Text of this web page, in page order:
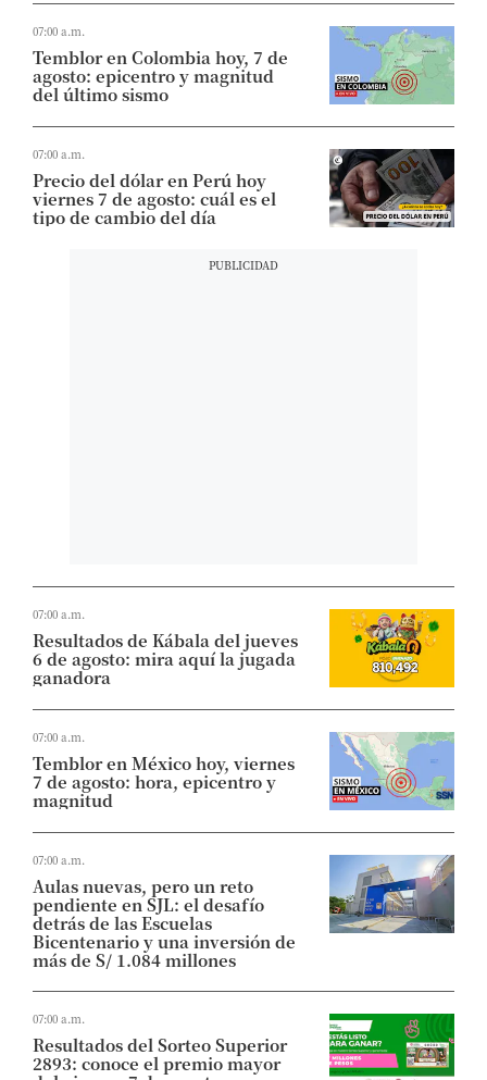
07:00 a.m.
Temblor en Colombia hoy, 7 de
agosto: epicentro y magnitud
del último sismo
07:00 a.m.
Precio del dólar en Perú hoy
viernes 7 de agosto: cuál es el
tipo de cambio del día
07:00 a.m.
Resultados de Kábala del jueves
6 de agosto: mira aquí la jugada
ganadora
07:00 a.m.
Temblor en México hoy, viernes
7 de agosto: hora, epicentro y
magnitud
07:00 a.m.
Aulas nuevas, pero un reto
pendiente en SJL: el desafío
detrás de las Escuelas
Bicentenario y una inversión de
más de S/ 1.084 millones
07:00 a.m.
Resultados del Sorteo Superior
2893: conoce el premio mayor